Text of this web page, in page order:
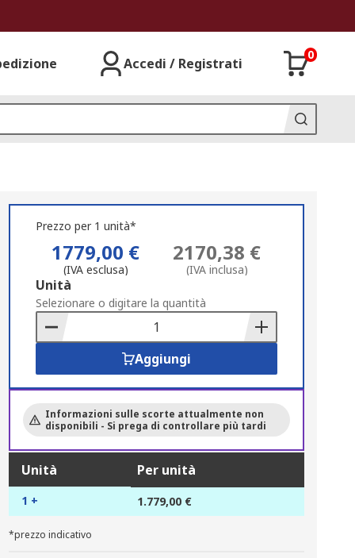
Accedi / Registrati
0
Prezzo per 1 unità*
1779,00 €
(IVA esclusa)
2170,38 €
(IVA inclusa)
Add
to
Basket
Unità
Selezionare o digitare la quantità
Aggiungi
Informazioni sulle scorte attualmente non
disponibili - Si prega di controllare più tardi
Unità Per unità
1 + 1.779,00 €
*prezzo indicativo